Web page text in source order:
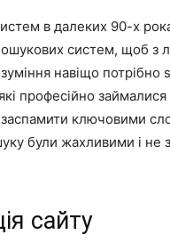
в далеких 90-х
систем, щоб з
навіщо потрібно
професійно
ключовими
були жахливими і не
сайту